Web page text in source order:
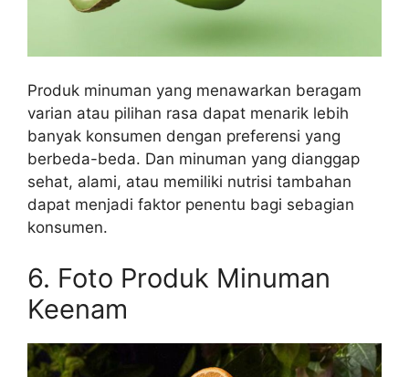
Produk minuman yang menawarkan beragam
varian atau pilihan rasa dapat menarik lebih
banyak konsumen dengan preferensi yang
berbeda-beda. Dan minuman yang dianggap
sehat, alami, atau memiliki nutrisi tambahan
dapat menjadi faktor penentu bagi sebagian
konsumen.
6. Foto Produk Minuman
Keenam